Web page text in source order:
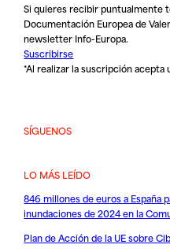
Si quieres recibir puntualmente
Documentación Europea de
newsletter Info-Europa.
Suscribirse
*Al realizar la suscripción
SÍGUENOS
LO MÁS LEÍDO
846 millones de euros a España
inundaciones de 2024 en la
Plan de Acción de la UE sobre